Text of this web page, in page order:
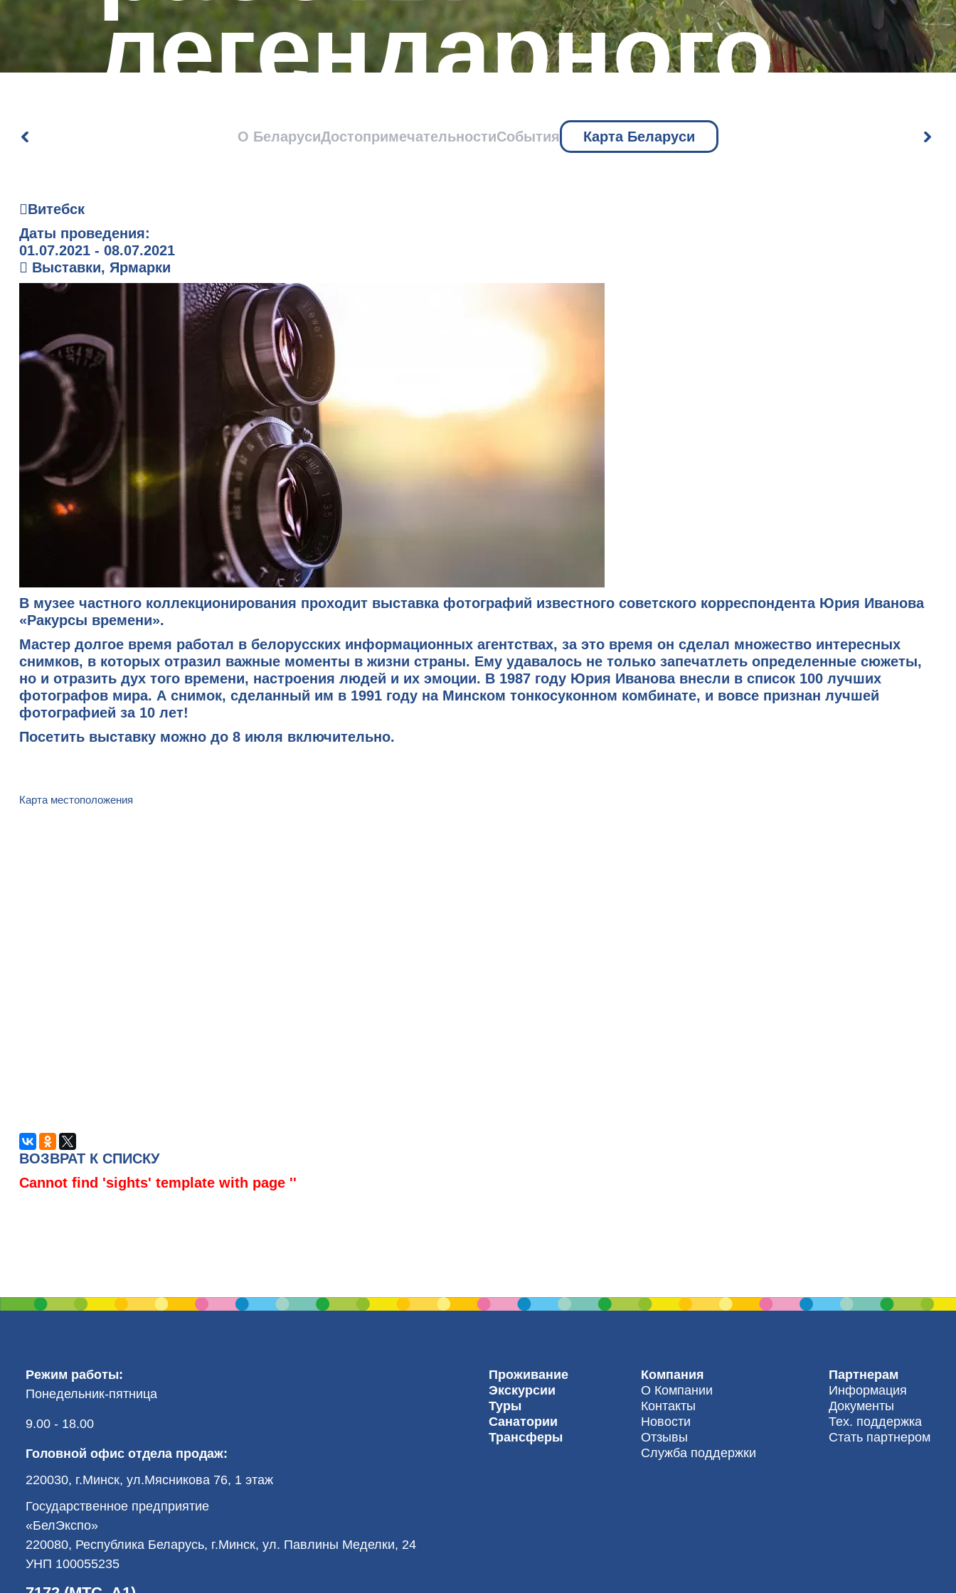
легендарного
фотографа
Юрия Иванова
приглашают в
Витебске
О БеларусиДостопримечательностиСобытия Карта Беларуси
Витебск
Даты проведения:
01.07.2021 - 08.07.2021
Выставки, Ярмарки
В музее частного коллекционирования проходит выставка фотографий известного советского корреспондента Юрия Иванова
«Ракурсы времени».
Мастер долгое время работал в белорусских информационных агентствах, за это время он сделал множество интересных
снимков, в которых отразил важные моменты в жизни страны. Ему удавалось не только запечатлеть определенные сюжеты,
но и отразить дух того времени, настроения людей и их эмоции. В 1987 году Юрия Иванова внесли в список 100 лучших
фотографов мира. А снимок, сделанный им в 1991 году на Минском тонкосуконном комбинате, и вовсе признан лучшей
фотографией за 10 лет!
Посетить выставку можно до 8 июля включительно.
Карта местоположения
ВОЗВРАТ К СПИСКУ
Cannot find 'sights' template with page ''
Режим работы:
Понедельник-пятница
9.00 - 18.00
Головной офис отдела продаж:
220030, г.Минск, ул.Мясникова 76, 1 этаж
Государственное предприятие
«БелЭкспо»
220080, Республика Беларусь, г.Минск, ул. Павлины Меделки, 24
УНП 100055235
Проживание
Экскурсии
Туры
Санатории
Трансферы
Компания
О Компании
Контакты
Новости
Отзывы
Служба поддержки
Партнерам
Информация
Документы
Тех. поддержка
Стать партнером